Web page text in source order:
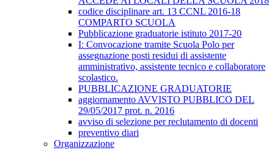
codice disciplinare art. 13 CCNL 2016-18
COMPARTO SCUOLA
Pubblicazione graduatorie istituto 2017-20
I: Convocazione tramite Scuola Polo per
assegnazione posti residui di assistente
amministrativo, assistente tecnico e collaboratore
scolastico.
PUBBLICAZIONE GRADUATORIE
aggiornamento AVVISTO PUBBLICO DEL
29/05/2017 prot. n. 2016
avviso di selezione per reclutamento di docenti
preventivo diari
Organizzazione